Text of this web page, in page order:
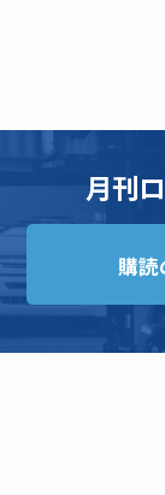
月刊
購読